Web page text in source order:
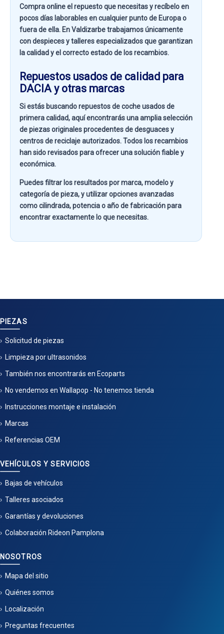
Compra online el repuesto que necesitas y recíbelo en
pocos días laborables en cualquier punto de Europa o
fuera de ella. EnValdizarbetrabajamos únicamente
con despieces y talleres especializados que garantizan
la calidad y el correcto estado de los recambios.
Repuestos usados de calidad para
DACIA y otras marcas
Si estás buscandorepuestos de coche usados de
primera calidad, aquí encontrarás una amplia selección
de piezas originales procedentes de desguaces y
centros de reciclaje autorizados. Todos los recambios
han sido revisados para ofrecer una solución fiable y
económica.
Puedes filtrar los resultados pormarca, modelo y
categoría de pieza, y utilizar opciones avanzadas
comocilindrada, potencia o año de fabricaciónpara
encontrar exactamente lo que necesitas.
PIEZAS
Solicitud de piezas
Limpieza por ultrasonidos
También nos encontrarás en Ecoparts
No vendemos en Wallapop - No tenemos tienda
Instrucciones montaje e instalación
Marcas
Referencias OEM
VEHÍCULOS Y SERVICIOS
Bajas de vehículos
Talleres asociados
Garantías y devoluciones
Colaboración Rideon Pamplona
NOSOTROS
Mapa del sitio
Quiénes somos
Localización
Preguntas frecuentes